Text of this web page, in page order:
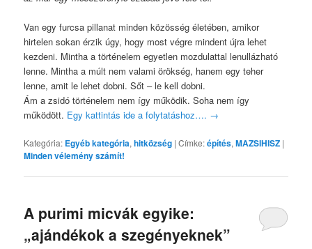
Van egy furcsa pillanat minden közösség életében, amikor
hirtelen sokan érzik úgy, hogy most végre mindent újra lehet
kezdeni. Mintha a történelem egyetlen mozdulattal lenullázható
lenne. Mintha a múlt nem valami örökség, hanem egy teher
lenne, amit le lehet dobni. Sőt – le kell dobni.
Ám a zsidó történelem nem így működik. Soha nem így
működött. Egy kattintás ide a folytatáshoz…. →
Kategória: Egyéb kategória,hitközség |Címke:építés,MAZSIHISZ |
Minden vélemény számít!
A purimi micvák egyike:
„ajándékok a szegényeknek”